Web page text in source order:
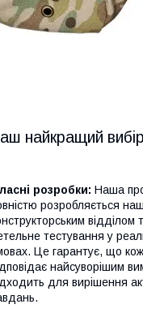
найкращий вибір
розробки: Наша
розробляється
відділом
тестування у
Це гарантує, що
найсуворішим
для вирішення